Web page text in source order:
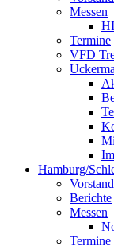
Messen
Termine
VFD
Hamburg/
Vorstand
Berichte
Messen
Termine